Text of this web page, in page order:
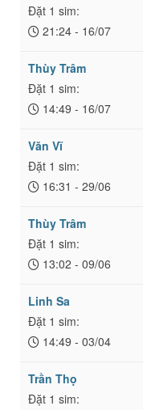
Đặt 1 sim:
21:24 - 16/07
Thùy Trâm
Đặt 1 sim:
14:49 - 16/07
Văn Vĩ
Đặt 1 sim:
16:31 - 29/06
Thùy Trâm
Đặt 1 sim:
13:02 - 09/06
Linh Sa
Đặt 1 sim:
14:49 - 03/04
Trần Thọ
Đặt 1 sim: